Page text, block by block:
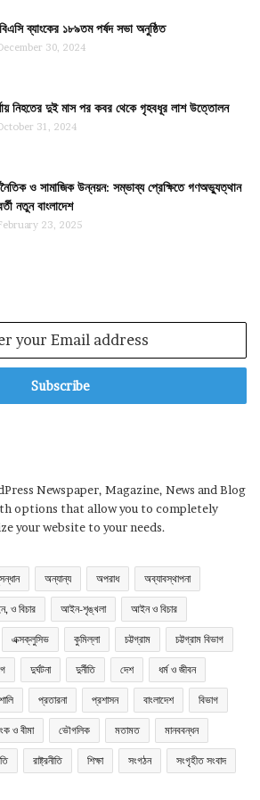
ব্যাংকের ১৮৯তম পর্ষদ সভা অনুষ্ঠিত
30, 2024
নিহতের দুই মাস পর কবর থেকে গৃহবধূর লাশ উত্তোলন
31, 2024
ও সামাজিক উন্নয়ন: সম্ভাব্য প্রেক্ষিতে গণঅভ্যুত্থান
নতুন বাংলাদেশ
23, 2025
Newspaper, Magazine, News and Blog
options that allow you to completely
your website to your needs.
অন্যান্য অপরাধ অব্যাবস্থাপনা
ও বিচার আইন-শৃঙ্খলা আইন ও বিচার
এক্সক্লুসিভ কুমিল্লা চট্টগ্রাম চট্টগ্রাম বিভাগ
দুর্ঘটনা দুর্নীতি দেশ ধর্ম ও জীবন
প্রতারনা প্রশাসন বাংলাদেশ বিভাগ
ও বীমা ভৌগলিক মতামত মানববন্ধন
রাষ্ট্রনীতি শিক্ষা সংগঠন সংগৃহীত সংবাদ